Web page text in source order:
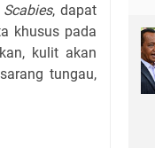
, dapat
khusus pada
kulit akan
tungau,